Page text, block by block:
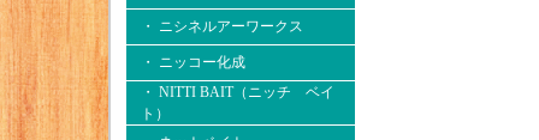
・ ニシネルアーワークス
・ ニッコー化成
・ NITTI BAIT（ニッチ ベイ
ト）